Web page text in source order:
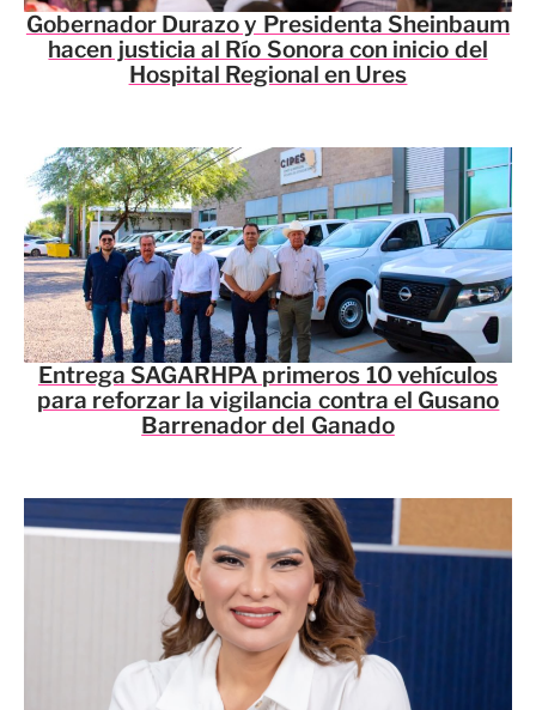
Gobernador Durazo y Presidenta Sheinbaum
hacen justicia al Río Sonora con inicio del
Hospital Regional en Ures
Entrega SAGARHPA primeros 10 vehículos
para reforzar la vigilancia contra el Gusano
Barrenador del Ganado